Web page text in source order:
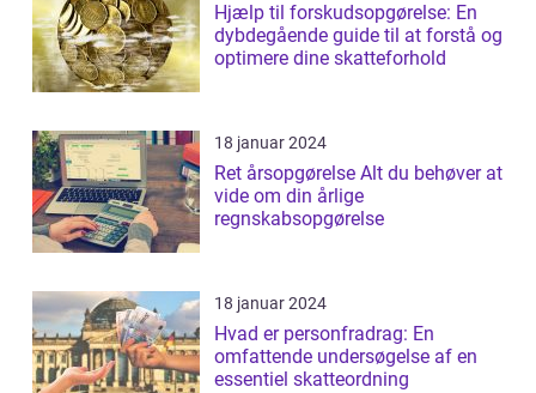
Hjælp til forskudsopgørelse: En
dybdegående guide til at forstå og
optimere dine skatteforhold
18 januar 2024
Ret årsopgørelse Alt du behøver at
vide om din årlige
regnskabsopgørelse
18 januar 2024
Hvad er personfradrag: En
omfattende undersøgelse af en
essentiel skatteordning